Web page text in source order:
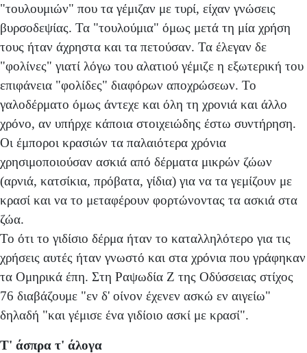
"τουλουμιών" που τα γέμιζαν με τυρί, είχαν γνώσεις
βυρσοδεψίας. Τα "τουλούμια" όμως μετά τη μία χρήση
τους ήταν άχρηστα και τα πετούσαν. Τα έλεγαν δε
"φολίνες" γιατί λόγω του αλατιού γέμιζε η εξωτερική του
επιφάνεια "φολίδες" διαφόρων αποχρώσεων. Το
γαλοδέρματο όμως άντεχε και όλη τη χρονιά και άλλο
χρόνο, αν υπήρχε κάποια στοιχειώδης έστω συντήρηση.
Οι έμποροι κρασιών τα παλαιότερα χρόνια
χρησιμοποιούσαν ασκιά από δέρματα μικρών ζώων
(αρνιά, κατσίκια, πρόβατα, γίδια) για να τα γεμίζουν με
κρασί και να το μεταφέρουν φορτώνοντας τα ασκιά στα
ζώα.
Το ότι το γιδίσιο δέρμα ήταν το καταλληλότερο για τις
χρήσεις αυτές ήταν γνωστό και στα χρόνια που γράφηκαν
τα Ομηρικά έπη. Στη Ραψωδία Ζ της Οδύσσειας στίχος
76 διαβάζουμε "εν δ' οίνον έχενεν ασκώ εν αιγείω"
δηλαδή "και γέμισε ένα γιδίοιο ασκί με κρασί".
Τ' άσπρα τ' άλογα